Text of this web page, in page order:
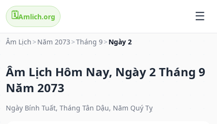
🗓️Amlich.org
Âm Lịch > Năm 2073 >Tháng 9> Ngày 2
Âm Lịch Hôm Nay, Ngày 2 Tháng 9
Năm 2073
Ngày Bính Tuất, Tháng Tân Dậu, Năm Quý Tỵ